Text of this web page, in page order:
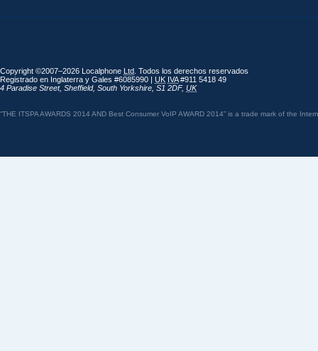
Copyright ©2007–2026 Localphone Ltd . Todos los derechos reservados
Registrado en Inglaterra y Gales #6085990 | UK IVA#911 5418 49
4 Paradise Street, Sheffield, South Yorkshire S1 2DF, UK
“THE ITSPA AWARDS 2014 AND Best Consumer VoIP AWARD 2014” is a trade mark of the